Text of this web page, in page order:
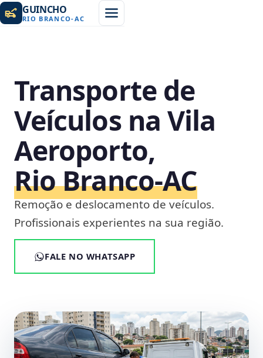
GUINCHO
RIO BRANCO-AC
Transporte de
Veículos na Vila
Aeroporto,
Rio Branco‑AC
Remoção e deslocamento de veículos.
Profissionais experientes na sua região.
FALE NO WHATSAPP